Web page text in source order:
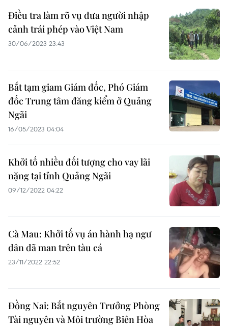
Điều tra làm rõ vụ đưa người nhập
cảnh trái phép vào Việt Nam
30/06/2023 23:43
Bắt tạm giam Giám đốc, Phó Giám
đốc Trung tâm đăng kiểm ở Quảng
Ngãi
16/05/2023 04:04
Khởi tố nhiều đối tượng cho vay lãi
nặng tại tỉnh Quảng Ngãi
09/12/2022 04:22
Cà Mau: Khởi tố vụ án hành hạ ngư
dân dã man trên tàu cá
23/11/2022 22:52
Đồng Nai: Bắt nguyên Trưởng Phòng
Tài nguyên và Môi trường Biên Hòa